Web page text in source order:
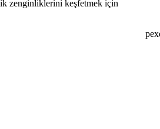
zenginliklerini keşfetmek için